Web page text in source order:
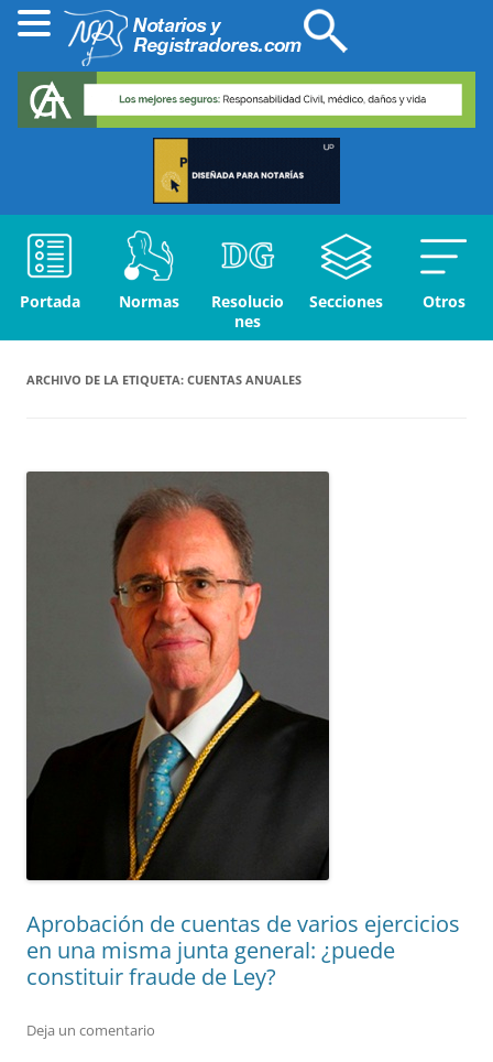
Portada Normas
Resolucio
nes
Secciones Otros
ARCHIVO DE LA ETIQUETA: CUENTAS ANUALES
Aprobación de cuentas de varios ejercicios
en una misma junta general: ¿puede
constituir fraude de Ley?
Deja un comentario